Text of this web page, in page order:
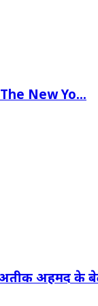
New Yo...
अतीक अहमद के